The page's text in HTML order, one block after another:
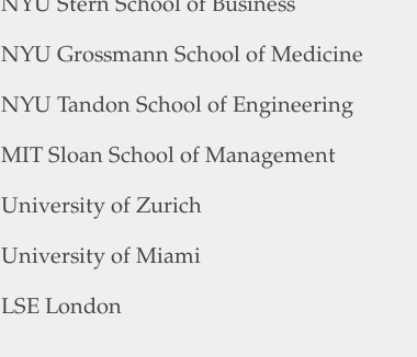
NYU Grossmann School of Medicine
NYU Tandon School of Engineering
MIT Sloan School of Management
University of Zurich
University of Miami
LSE London